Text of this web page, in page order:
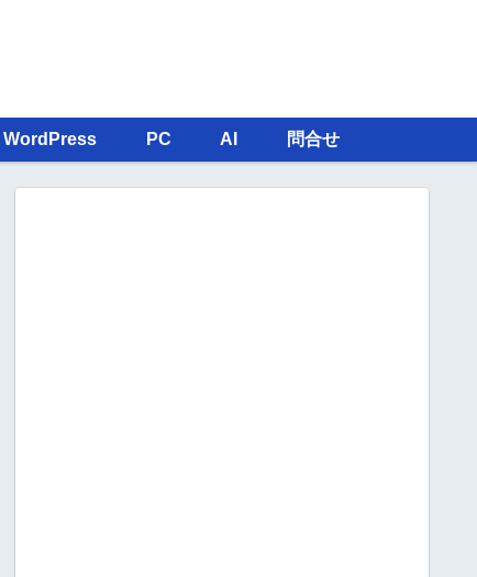
WordPress PC AI 問合せ